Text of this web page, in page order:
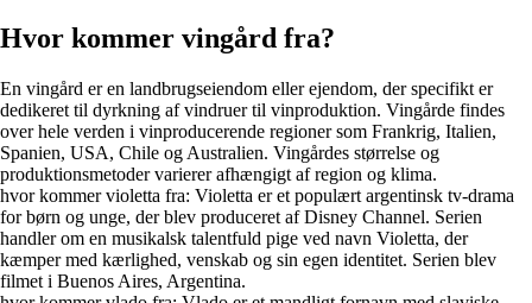
Hvor kommer vingård fra?
En vingård er en landbrugseiendom eller ejendom, der specifikt er
dedikeret til dyrkning af vindruer til vinproduktion. Vingårde findes
over hele verden i vinproducerende regioner som Frankrig, Italien,
Spanien, USA, Chile og Australien. Vingårdes størrelse og
produktionsmetoder varierer afhængigt af region og klima.
hvor kommer violetta fra: Violetta er et populært argentinsk tv-drama
for børn og unge, der blev produceret af Disney Channel. Serien
handler om en musikalsk talentfuld pige ved navn Violetta, der
kæmper med kærlighed, venskab og sin egen identitet. Serien blev
filmet i Buenos Aires, Argentina.